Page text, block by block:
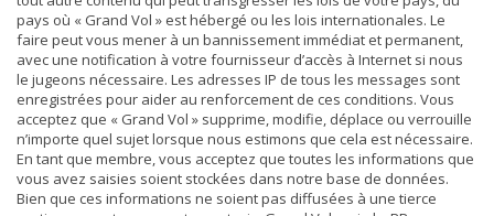
pays où « Grand Vol » est hébergé ou les lois internationales. Le
faire peut vous mener à un bannissement immédiat et permanent,
avec une notification à votre fournisseur d’accès à Internet si nous
le jugeons nécessaire. Les adresses IP de tous les messages sont
enregistrées pour aider au renforcement de ces conditions. Vous
acceptez que « Grand Vol » supprime, modifie, déplace ou verrouille
n’importe quel sujet lorsque nous estimons que cela est nécessaire.
En tant que membre, vous acceptez que toutes les informations que
vous avez saisies soient stockées dans notre base de données.
Bien que ces informations ne soient pas diffusées à une tierce